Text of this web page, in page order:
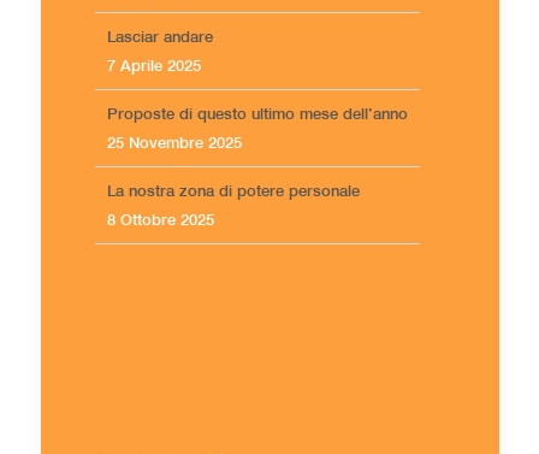
Lasciar andare
7 Aprile 2025
Proposte di questo ultimo mese dell’anno
25 Novembre 2025
La nostra zona di potere personale
8 Ottobre 2025